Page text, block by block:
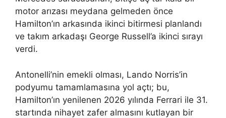
motor arızası meydana gelmeden önce
Hamilton’ın arkasında ikinci bitirmesi planlandı
ve takım arkadaşı George Russell’a ikinci sırayı
verdi.
Antonelli’nin emekli olması, Lando Norris’in
podyumu tamamlamasına yol açtı; bu,
Hamilton’ın yenilenen 2026 yılında Ferrari ile 31.
startında nihayet zafer almasını kutlayan bir